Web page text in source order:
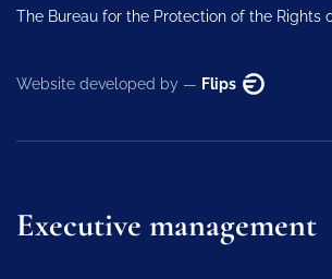
The Bureau for the Protection of the Rights
Website developed by — Flips
Executive management